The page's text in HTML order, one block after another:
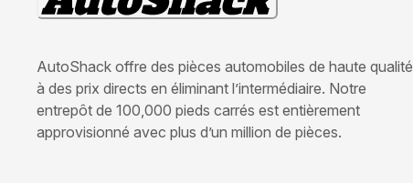
AutoShack offre des pièces automobiles de haute qualité
à des prix directs en éliminant l’intermédiaire. Notre
entrepôt de 100,000 pieds carrés est entièrement
approvisionné avec plus d’un million de pièces.